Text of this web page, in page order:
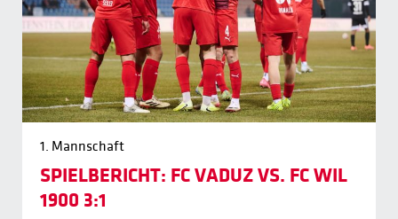
1. Mannschaft
SPIELBERICHT: FC VADUZ VS. FC WIL
1900 3:1